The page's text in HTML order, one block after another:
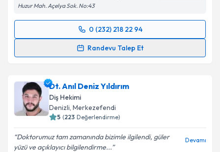
Huzur Mah. Açelya Sok. No:43
0 (232) 218 22 94
Randevu Talep Et
Randevu Takvimi Talebi
için bir takvim hazırlandığında e-posta ile
bilgilendireceğiz.
E-posta Adresiniz
Dt. Anıl Deniz Yıldırım
Diş Hekimi
Denizli, Merkezefendi
5 (223 Değerlendirme)
Doktorumuz tam zamanında bizimle ilgilendi, güler
yüzü ve açıklayıcı bilgilendirme...
Devamı